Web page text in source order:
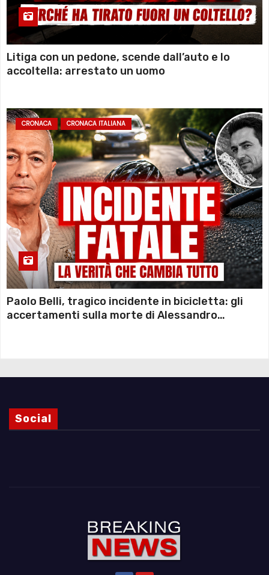
Litiga con un pedone, scende dall’auto e lo
accoltella: arrestato un uomo
CRONACA CRONACA ITALIANA
Paolo Belli, tragico incidente in bicicletta: gli
accertamenti sulla morte di Alessandro
Social